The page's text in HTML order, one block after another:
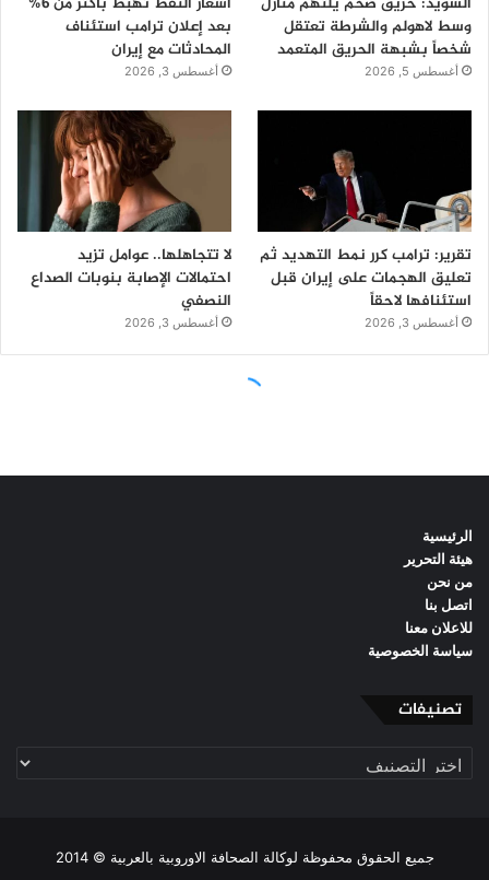
الرئيسية
هيئة التحرير
من نحن
اتصل بنا
للاعلان معنا
سياسة الخصوصية
تصنيفات
تصنيفات
جميع الحقوق محفوظة لوكالة الصحافة الاوروبية بالعربية © 2014